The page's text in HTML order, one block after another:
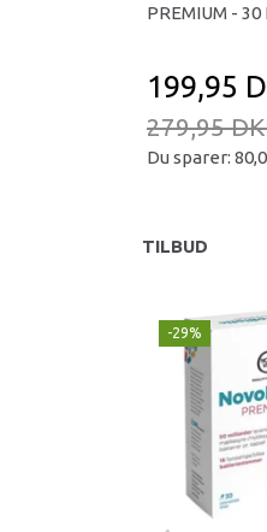
PREMIUM - 30
199,95
279,95
Du sparer:
TILBUD
-29%